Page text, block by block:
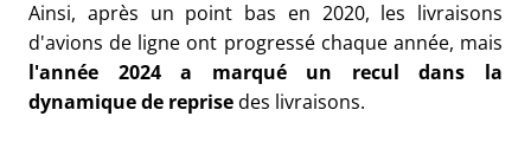
Ainsi, après un point bas en 2020, les livraisons
d'avions de ligne ont progressé chaque année, mais
l'année 2024 a marqué un recul dans la
dynamique de reprisedes livraisons.